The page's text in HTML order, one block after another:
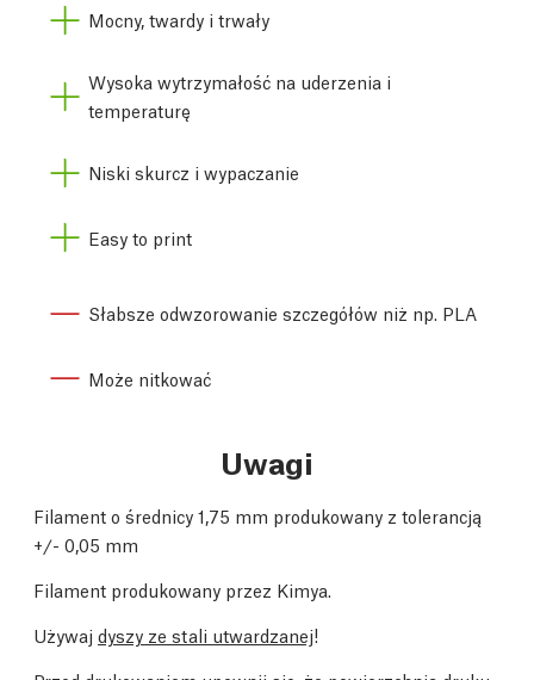
Mocny, twardy i trwały
Wysoka wytrzymałość na uderzenia i
temperaturę
Niski skurcz i wypaczanie
Easy to print
Słabsze odwzorowanie szczegółów niż np. PLA
Może nitkować
Uwagi
Filament o średnicy 1,75 mm produkowany z tolerancją
+/- 0,05 mm
Filament produkowany przez Kimya.
Używaj dyszy ze stali utwardzanej!